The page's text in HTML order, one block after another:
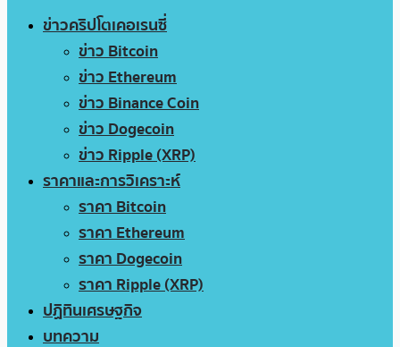
ข่าวคริปโตเคอเรนซี่
ข่าว Bitcoin
ข่าว Ethereum
ข่าว Binance Coin
ข่าว Dogecoin
ข่าว Ripple (XRP)
ราคาและการวิเคราะห์
ราคา Bitcoin
ราคา Ethereum
ราคา Dogecoin
ราคา Ripple (XRP)
ปฏิทินเศรษฐกิจ
บทความ